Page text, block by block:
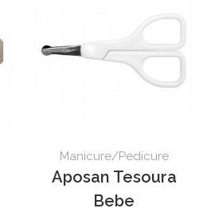
Manicure/Pedicure
Aposan Tesoura
Bebe